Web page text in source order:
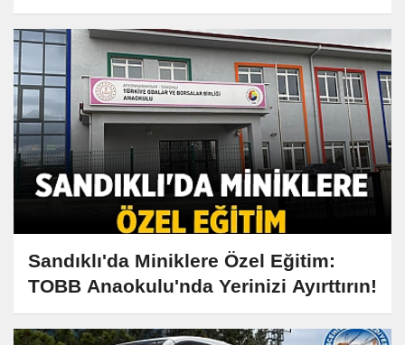
Geçirildi
Sandıklı'da Miniklere Özel Eğitim:
TOBB Anaokulu'nda Yerinizi Ayırttırın!